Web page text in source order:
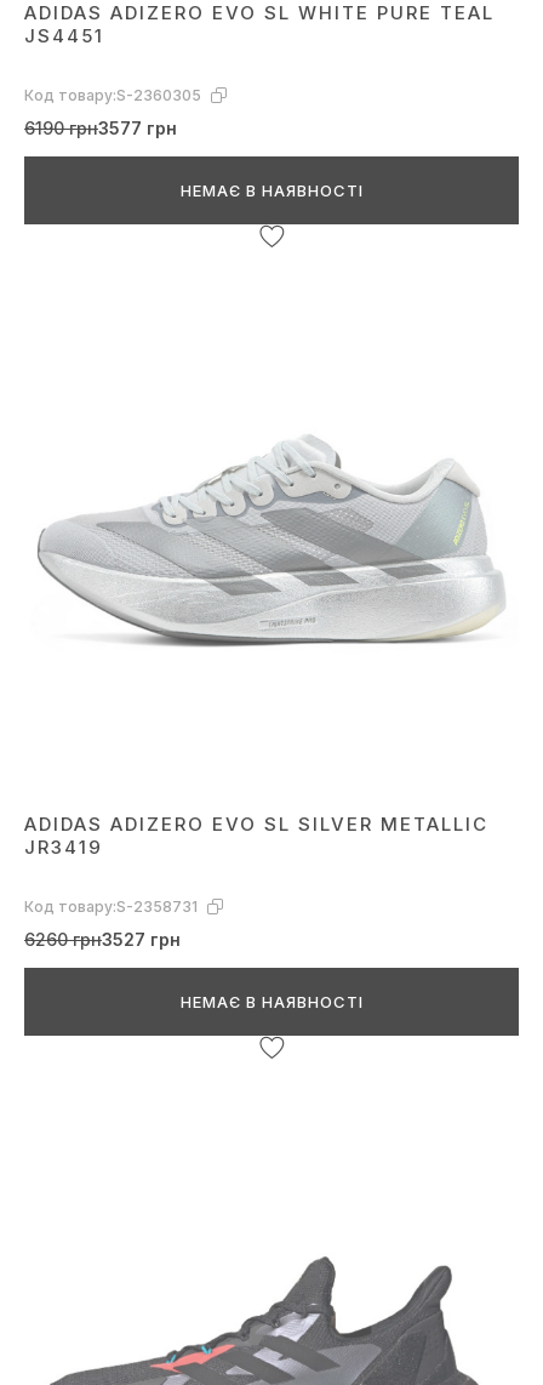
ADIDAS ADIZERO EVO SL WHITE PURE TEAL
JS4451
Код товару:S-2360305
6190 грн3577 грн
НЕМАЄ В НАЯВНОСТІ
ADIDAS ADIZERO EVO SL SILVER METALLIC
JR3419
Код товару:S-2358731
6260 грн3527 грн
НЕМАЄ В НАЯВНОСТІ